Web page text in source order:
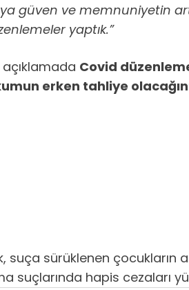
güven ve memnuniyetin
yaptık.”
Covid
erken tahliye
suça sürüklenen çocukların
suçlarında hapis cezaları